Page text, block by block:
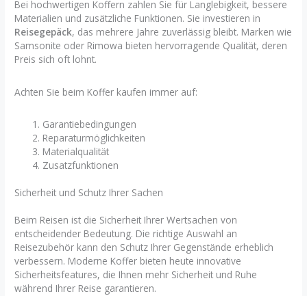
Bei hochwertigen Koffern zahlen Sie für Langlebigkeit, bessere
Materialien und zusätzliche Funktionen. Sie investieren in
Reisegepäck, das mehrere Jahre zuverlässig bleibt. Marken wie
Samsonite oder Rimowa bieten hervorragende Qualität, deren
Preis sich oft lohnt.
Achten Sie beim Koffer kaufen immer auf:
Garantiebedingungen
Reparaturmöglichkeiten
Materialqualität
Zusatzfunktionen
Sicherheit und Schutz Ihrer Sachen
Beim Reisen ist die Sicherheit Ihrer Wertsachen von
entscheidender Bedeutung. Die richtige Auswahl an
Reisezubehör kann den Schutz Ihrer Gegenstände erheblich
verbessern. Moderne Koffer bieten heute innovative
Sicherheitsfeatures, die Ihnen mehr Sicherheit und Ruhe
während Ihrer Reise garantieren.